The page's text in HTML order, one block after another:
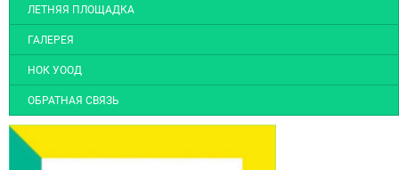
ЛЕТНЯЯ ПЛОЩАДКА
ГАЛЕРЕЯ
НОК УООД
ОБРАТНАЯ СВЯЗЬ